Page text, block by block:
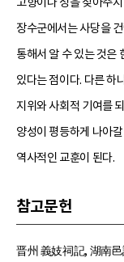
장수군에서는 사당을
통해서 알 수 있는 것은
있다는 점이다. 다른 하
지위와 사회적 기여를
양성이 평등하게 나아
역사적인 교훈이 된다.
참고문헌
晋州 義妓祠記, 湖南